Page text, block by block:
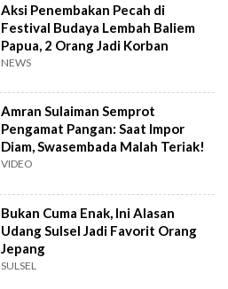
Aksi Penembakan Pecah di
Festival Budaya Lembah Baliem
Papua, 2 Orang Jadi Korban
NEWS
Amran Sulaiman Semprot
Pengamat Pangan: Saat Impor
Diam, Swasembada Malah Teriak!
VIDEO
Bukan Cuma Enak, Ini Alasan
Udang Sulsel Jadi Favorit Orang
Jepang
SULSEL